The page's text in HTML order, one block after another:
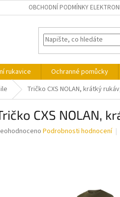
OBCHODNÍ PODMÍNKY
rukavice Ochranné pomůcky
Tričko CXS NOLAN, krátký
CXS NOLAN,
Podrobnosti hodnocení